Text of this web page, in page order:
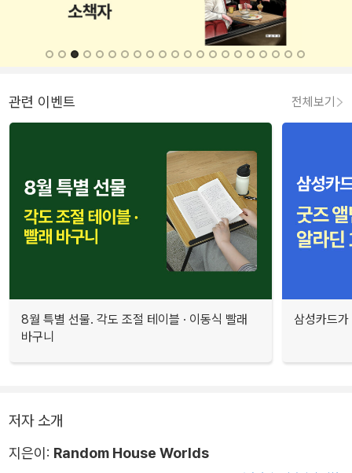
관련 이벤트 전체보기
8월 특별 선물. 각도 조절 테이블 · 이동식 빨래
바구니
삼성카드
저자 소개
지은이: Random House Worlds